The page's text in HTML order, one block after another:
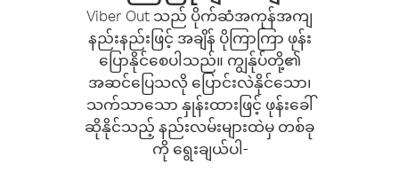
Viber Out သည် ပိုက်ဆံအကုန်အကျ
နည်းနည်းဖြင့် အချိန် ပိုကြာကြာ ဖုန်း
ပြောနိုင်စေပါသည်။ ကျွန်ုပ်တို့၏
အဆင်ပြေသလို ပြောင်းလဲနိုင်သော၊
သက်သာသော နှုန်းထားဖြင့် ဖုန်းခေါ်
ဆိုနိုင်သည့် နည်းလမ်းများထဲမှ တစ်ခု
ကို ရွေးချယ်ပါ-